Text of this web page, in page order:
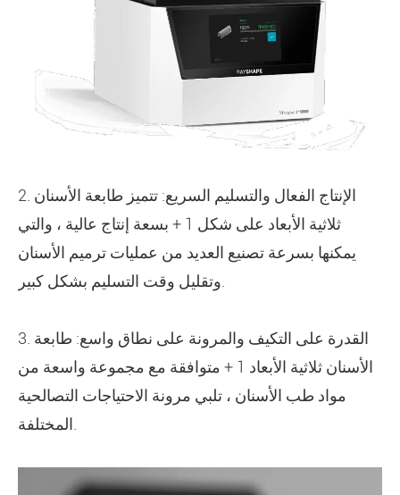
2. الإنتاج الفعال والتسليم السريع: تتميز طابعة الأسنان
ثلاثية الأبعاد على شكل 1 + بسعة إنتاج عالية ، والتي
يمكنها بسرعة تصنيع العديد من عمليات ترميم الأسنان
وتقليل وقت التسليم بشكل كبير.
3. القدرة على التكيف والمرونة على نطاق واسع: طابعة
الأسنان ثلاثية الأبعاد 1 + متوافقة مع مجموعة واسعة من
مواد طب الأسنان ، تلبي مرونة الاحتياجات التصالحية
المختلفة.